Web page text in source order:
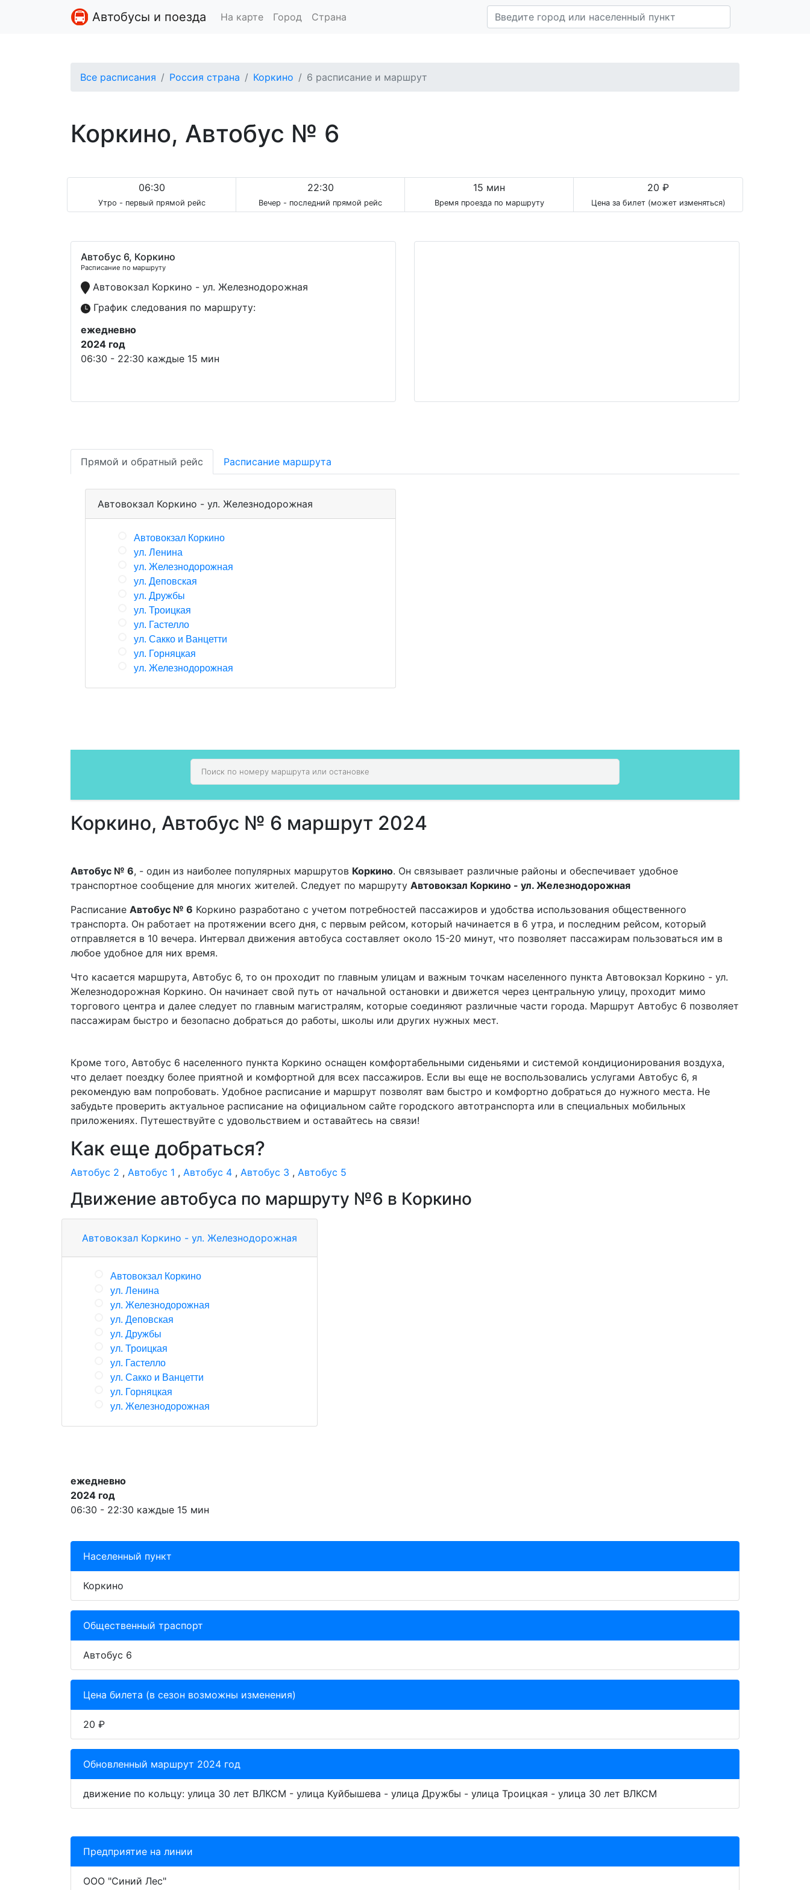
Автобусы и поезда На карте Город Страна
Все расписания Россия страна Коркино 6 расписание и маршрут
Коркино, Автобус № 6
06:30
Утро - первый прямой рейс
22:30
Вечер - последний прямой рейс
15 мин
Время проезда по маршруту
20 ₽
Цена за билет (может изменяться)
Автобус 6, Коркино
Расписание по маршруту
Автовокзал Коркино - ул. Железнодорожная
График следования по маршруту:
ежедневно
2024 год
06:30 - 22:30 каждые 15 мин
Прямой и обратный рейс Расписание маршрута
Автовокзал Коркино - ул. Железнодорожная
Автовокзал Коркино
ул. Ленина
ул. Железнодорожная
ул. Деповская
ул. Дружбы
ул. Троицкая
ул. Гастелло
ул. Сакко и Ванцетти
ул. Горняцкая
ул. Железнодорожная
Коркино, Автобус № 6 маршрут 2024
Автобус № 6, - один из наиболее популярных маршрутов Коркино. Он связывает различные районы и обеспечивает удобное
транспортное сообщение для многих жителей. Следует по маршруту Автовокзал Коркино - ул. Железнодорожная
Расписание Автобус № 6 Коркино разработано с учетом потребностей пассажиров и удобства использования общественного
транспорта. Он работает на протяжении всего дня, с первым рейсом, который начинается в 6 утра, и последним рейсом, который
отправляется в 10 вечера. Интервал движения автобуса составляет около 15-20 минут, что позволяет пассажирам пользоваться им в
любое удобное для них время.
Что касается маршрута, Автобус 6, то он проходит по главным улицам и важным точкам населенного пункта Автовокзал Коркино - ул.
Железнодорожная Коркино. Он начинает свой путь от начальной остановки и движется через центральную улицу, проходит мимо
торгового центра и далее следует по главным магистралям, которые соединяют различные части города. Маршрут Автобус 6 позволяет
пассажирам быстро и безопасно добраться до работы, школы или других нужных мест.
Кроме того, Автобус 6 населенного пункта Коркино оснащен комфортабельными сиденьями и системой кондиционирования воздуха,
что делает поездку более приятной и комфортной для всех пассажиров. Если вы еще не воспользовались услугами Автобус 6, я
рекомендую вам попробовать. Удобное расписание и маршрут позволят вам быстро и комфортно добраться до нужного места. Не
забудьте проверить актуальное расписание на официальном сайте городского автотранспорта или в специальных мобильных
приложениях. Путешествуйте с удовольствием и оставайтесь на связи!
Как еще добраться?
Автобус 2 , Автобус 1 , Автобус 4 , Автобус 3 , Автобус 5
Движение автобуса по маршруту №6 в Коркино
Автовокзал Коркино - ул. Железнодорожная
Автовокзал Коркино
ул. Ленина
ул. Железнодорожная
ул. Деповская
ул. Дружбы
ул. Троицкая
ул. Гастелло
ул. Сакко и Ванцетти
ул. Горняцкая
ул. Железнодорожная
ежедневно
2024 год
06:30 - 22:30 каждые 15 мин
Населенный пункт
Коркино
Общественный траспорт
Автобус 6
Цена билета (в сезон возможны изменения)
20 ₽
Обновленный маршрут 2024 год
движение по кольцу: улица 30 лет ВЛКСМ - улица Куйбышева - улица Дружбы - улица Троицкая - улица 30 лет ВЛКСМ
Предприятие на линии
ООО "Синий Лес"